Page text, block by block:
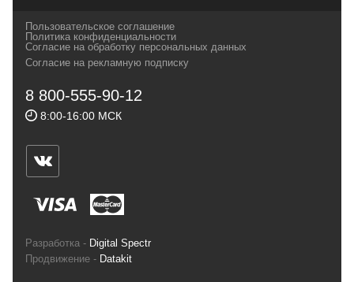
и взыскательных путешественников,
спортсменов и отдыхающих.
Геннадьевич
ИНН 590300057023 ОГРН 304590319000121
ул.Советская, 25, магазин Басег.
Тел./факс (342) 2101242
Пользовательское соглашение
Политика конфиденциальности
Согласие на обработку персональных данных
Согласие на рекламную подписку
8 800-555-90-12
8:00-16:00 МСК
Разработка - Digital Spectr
Продвижение - Datakit